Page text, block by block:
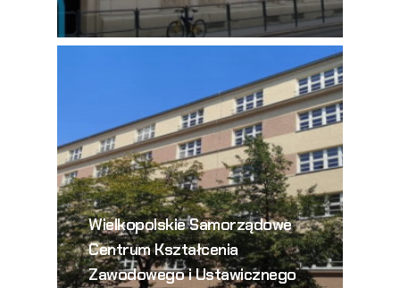
Wielkopolskie Samorządowe
Centrum Kształcenia
Zawodowego i Ustawicznego